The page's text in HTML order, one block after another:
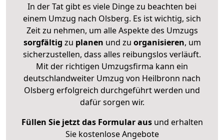
In der Tat gibt es viele Dinge zu beachten bei
einem Umzug nach Olsberg. Es ist wichtig, sich
Zeit zu nehmen, um alle Aspekte des Umzugs
sorgfältig zu planen und zu organisieren, um
sicherzustellen, dass alles reibungslos verläuft.
Mit der richtigen Umzugsfirma kann ein
deutschlandweiter Umzug von Heilbronn nach
Olsberg erfolgreich durchgeführt werden und
dafür sorgen wir.
Füllen Sie jetzt das Formular ausund erhalten
Sie kostenlose Angebote